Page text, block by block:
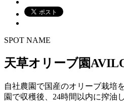
SPOT NAME
天草オリーブ園
自社農園で国産のオリーブ栽培
園で収穫後、24時間以内に搾油